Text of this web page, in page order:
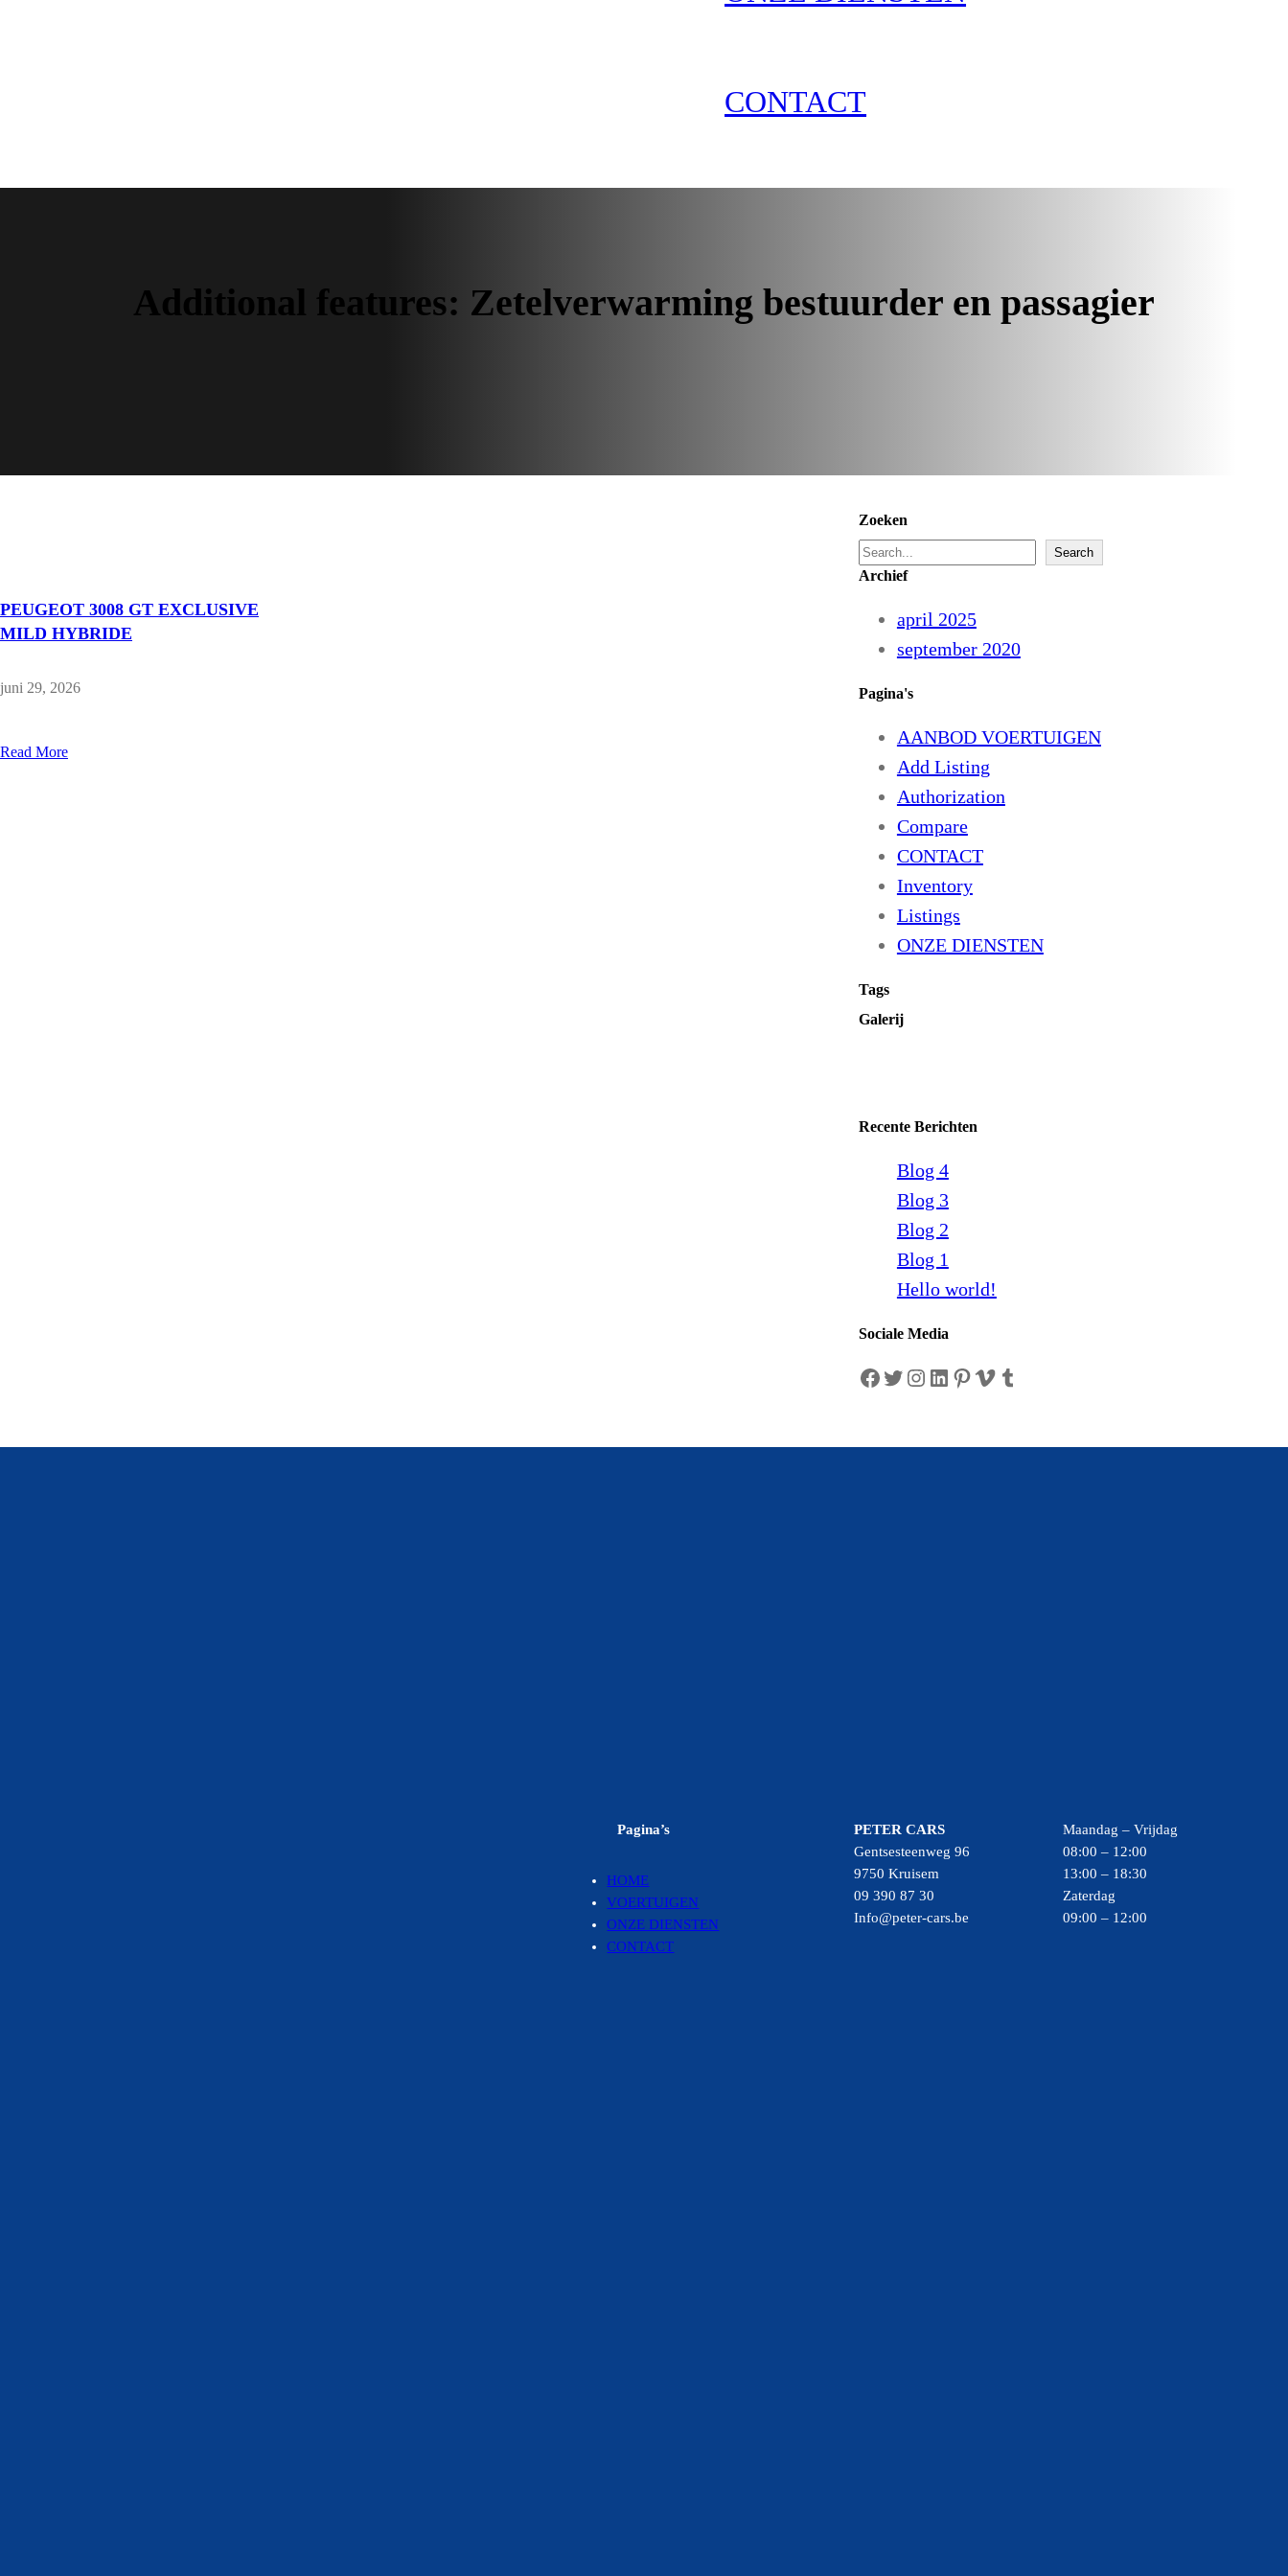
CONTACT
Additional features: Zetelverwarming bestuurder en passagier
PEUGEOT 3008 GT EXCLUSIVE
MILD HYBRIDE
juni 29, 2026
Read More
Zoeken
S
e
h
Search
Archief
april 2025
september 2020
Pagina's
AANBOD VOERTUIGEN
Add Listing
Authorization
Compare
CONTACT
Inventory
Listings
ONZE DIENSTEN
Tags
Galerij
Recente Berichten
Blog 4
Blog 3
Blog 2
Blog 1
Hello world!
Sociale Media
Facebook Twitter Instagram LinkedIn Pinterest Vimeo Tumblr
Pagina’s
HOME
VOERTUIGEN
ONZE DIENSTEN
CONTACT
PETER CARS
Gentsesteenweg 96
9750 Kruisem
09 390 87 30
Info@peter-cars.be
Maandag – Vrijdag
08:00 – 12:00
13:00 – 18:30
Zaterdag
09:00 – 12:00